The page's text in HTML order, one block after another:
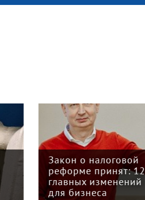
Закон о налоговой
реформе принят: 12
главных изменений
для бизнеса